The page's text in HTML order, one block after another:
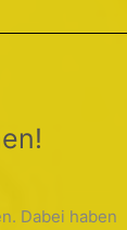
Dabei haben